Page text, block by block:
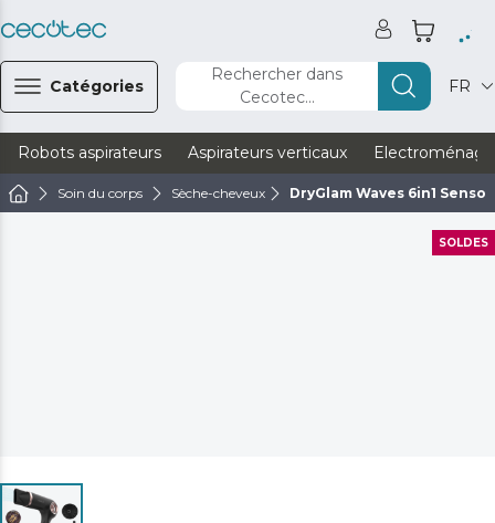
Catégories
Rechercher dans
Cecotec...
FR
Robots aspirateurs Aspirateurs verticaux
Soin du corps Sèche-cheveux DryGlam Waves 6in1
SOLDES